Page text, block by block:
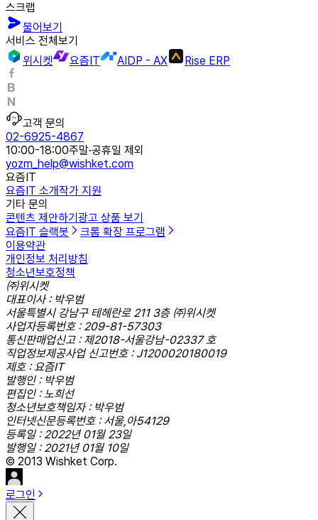
스크랩
물어보기
서비스 전체보기
위시켓
요즘IT AIDP - AX Rise ERP
고객 문의
02-6925-4867
10:00-18:00주말·공휴일 제외
yozm_help@wishket.com
요즘IT
요즘IT 소개작가 지원
기타 문의
콘텐츠 제안하기 광고 상품 보기
요즘IT 슬랙봇
크롬 확장 프로그램
이용약관
개인정보 처리방침
청소년보호정책
㈜위시켓
대표이사 : 박우범
서울특별시 강남구 테헤란로 211 3층 ㈜위시켓
사업자등록번호 : 209-81-57303
통신판매업신고 : 제2018-서울강남-02337 호
직업정보제공사업 신고번호 : J1200020180019
제호 : 요즘IT
발행인 : 박우범
편집인 : 노희선
청소년보호책임자 : 박우범
인터넷신문등록번호 : 서울,아54129
등록일 : 2022년 01월 23일
발행일 : 2021년 01월 10일
© 2013 Wishket Corp.
로그인